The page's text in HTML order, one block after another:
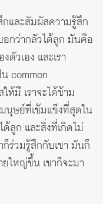
และสัมผัสความรู้สึก
อกว่ากลัวได้ลูก มันคือ
วเอง และเรา
common
ห้มี เราจะได้ข้าม
นุษย์ที่เข้มแข็งที่สุดใน
ลูก และสิ่งที่เกิดไม่
ก็ร่วมรู้สึกกับเขา มันก็
ใหญ่ขึ้น เขาก็จะมา